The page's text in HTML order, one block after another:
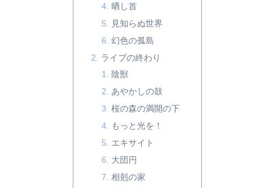
晒し首
見知らぬ世界
幻色の孤島
ライブの終わり
陰獣
あやかしの鼓
桜の森の満開の下
もっと光を！
エキサイト
大団円
相剋の家